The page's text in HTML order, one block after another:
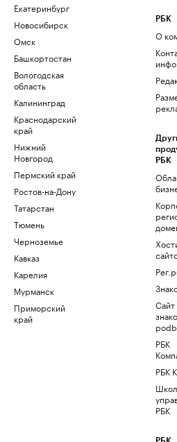
Екатеринбург
Новосибирск
Омск
Башкортостан
Вологодская
область
Калининград
Краснодарский
край
Нижний
Новгород
Пермский край
Ростов-на-Дону
Татарстан
Тюмень
Черноземье
Кавказ
Карелия
Мурманск
Приморский
край
РБК
О
РБК
Сайт
РБК
РБК
РБК